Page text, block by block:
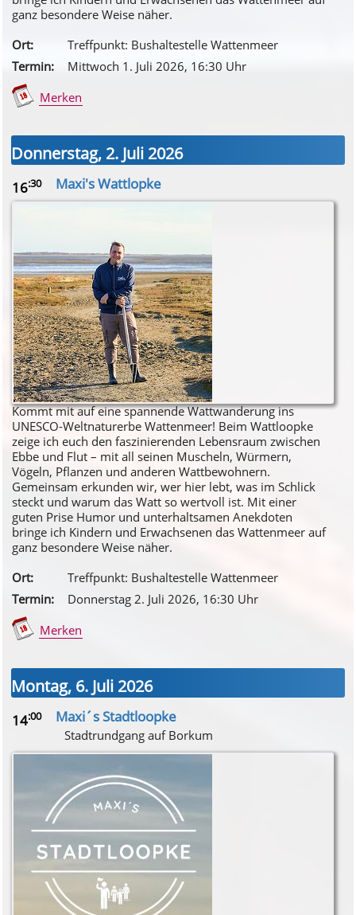
ganz besondere Weise näher.
Ort:
Treffpunkt: Bushaltestelle Wattenmeer
Termin:
Mittwoch 1. Juli 2026, 16:30 Uhr
Merken
Donnerstag, 2. Juli 2026
16:30 Maxi's Wattlopke
Kommt mit auf eine spannende Wattwanderung ins
UNESCO-Weltnaturerbe Wattenmeer! Beim Wattloopke
zeige ich euch den faszinierenden Lebensraum zwischen
Ebbe und Flut – mit all seinen Muscheln, Würmern,
Vögeln, Pflanzen und anderen Wattbewohnern.
Gemeinsam erkunden wir, wer hier lebt, was im Schlick
steckt und warum das Watt so wertvoll ist. Mit einer
guten Prise Humor und unterhaltsamen Anekdoten
bringe ich Kindern und Erwachsenen das Wattenmeer auf
ganz besondere Weise näher.
Ort:
Treffpunkt: Bushaltestelle Wattenmeer
Termin:
Donnerstag 2. Juli 2026, 16:30 Uhr
Merken
Montag, 6. Juli 2026
14:00 Maxi´s Stadtloopke
Stadtrundgang auf Borkum